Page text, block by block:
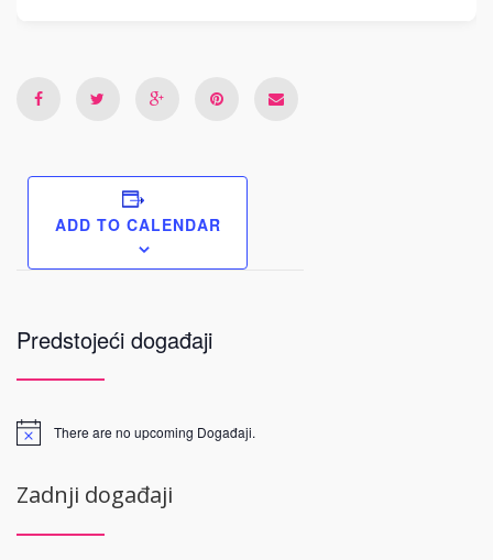
ADD TO CALENDAR
Predstojeći događaji
There are no upcoming Događaji.
Zadnji događaji